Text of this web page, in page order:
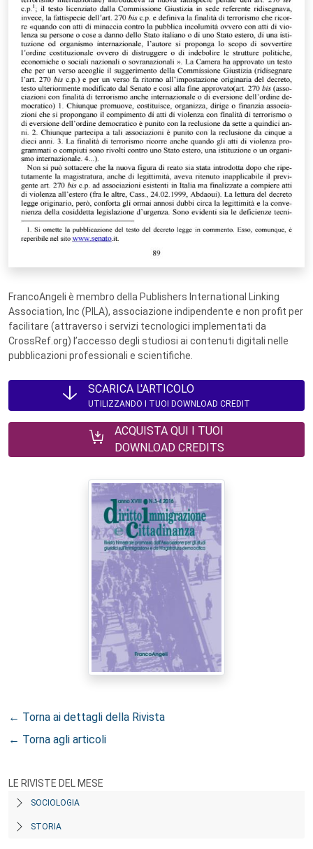
FrancoAngeli è membro della Publishers International Linking
Association, Inc (PILA), associazione indipendente e non profit per
facilitare (attraverso i servizi tecnologici implementati da
CrossRef.org) l’accesso degli studiosi ai contenuti digitali nelle
pubblicazioni professionali e scientifiche.
SCARICA L'ARTICOLO
UTILIZZANDO I TUOI DOWNLOAD CREDIT
ACQUISTA QUI I TUOI
DOWNLOAD CREDITS
← Torna ai dettagli della Rivista
← Torna agli articoli
LE RIVISTE DEL MESE
SOCIOLOGIA
STORIA